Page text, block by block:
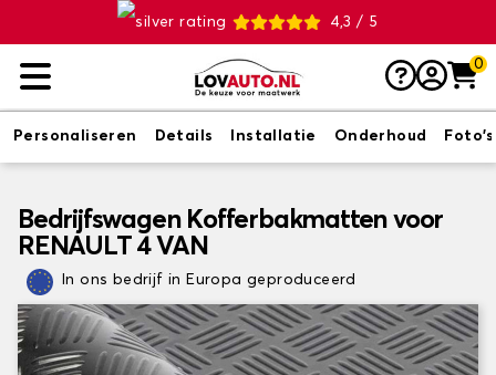
4,3 / 5
0
Personaliseren Details Installatie Onderhoud Foto's
Bedrijfswagen Kofferbakmatten voor
RENAULT 4 VAN
In ons bedrijf in Europa geproduceerd